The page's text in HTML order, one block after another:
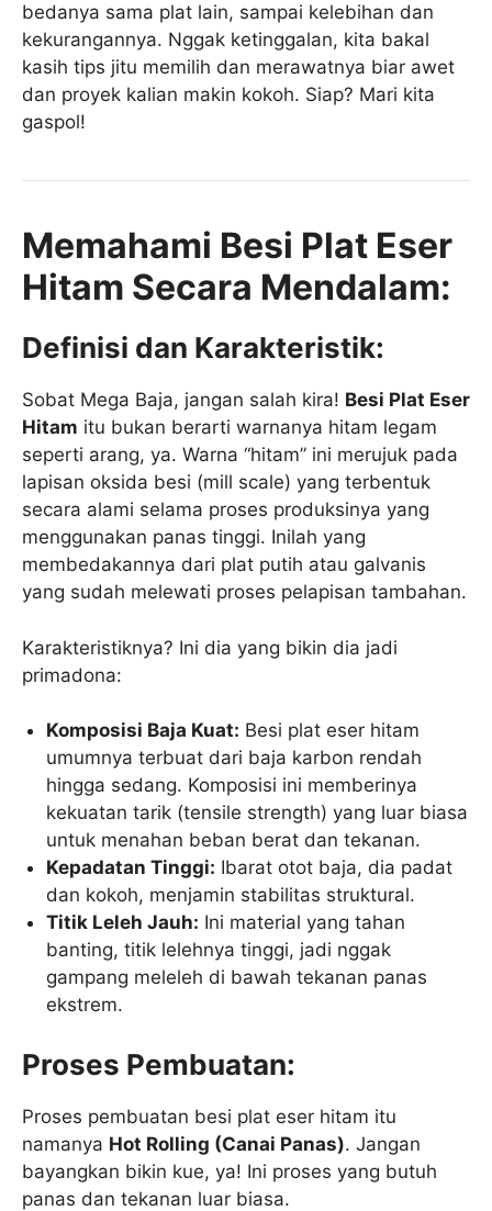
bedanya sama plat lain, sampai kelebihan dan
kekurangannya. Nggak ketinggalan, kita bakal
kasih tips jitu memilih dan merawatnya biar awet
dan proyek kalian makin kokoh. Siap? Mari kita
gaspol!
Memahami Besi Plat Eser
Hitam Secara Mendalam:
Definisi dan Karakteristik:
Sobat Mega Baja, jangan salah kira! Besi Plat Eser
Hitam itu bukan berarti warnanya hitam legam
seperti arang, ya. Warna “hitam” ini merujuk pada
lapisan oksida besi (mill scale) yang terbentuk
secara alami selama proses produksinya yang
menggunakan panas tinggi. Inilah yang
membedakannya dari plat putih atau galvanis
yang sudah melewati proses pelapisan tambahan.
Karakteristiknya? Ini dia yang bikin dia jadi
primadona:
Komposisi Baja Kuat: Besi plat eser hitam
umumnya terbuat dari baja karbon rendah
hingga sedang. Komposisi ini memberinya
kekuatan tarik (tensile strength) yang luar biasa
untuk menahan beban berat dan tekanan.
Kepadatan Tinggi: Ibarat otot baja, dia padat
dan kokoh, menjamin stabilitas struktural.
Titik Leleh Jauh: Ini material yang tahan
banting, titik lelehnya tinggi, jadi nggak
gampang meleleh di bawah tekanan panas
ekstrem.
Proses Pembuatan:
Proses pembuatan besi plat eser hitam itu
namanya Hot Rolling (Canai Panas). Jangan
bayangkan bikin kue, ya! Ini proses yang butuh
panas dan tekanan luar biasa.